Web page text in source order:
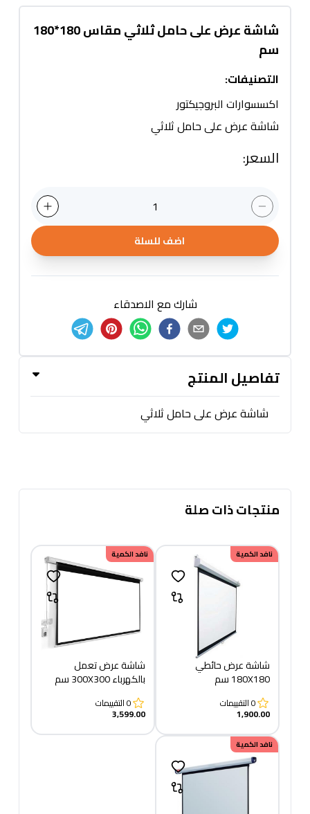
شاشة عرض على حامل ثلاثي مقاس 180*180
سم
التصنيفات:
اكسسوارات البروجيكتور
شاشة عرض على حامل ثلاثي
السعر:
1
اضف للسلة
شارك مع الاصدقاء
تفاصيل المنتج
شاشة عرض على حامل ثلاثي
منتجات ذات صلة
نافد الكمية
شاشة عرض حائطي
180X180 سم
0التقييمات
1,900.00
نافد الكمية
شاشة عرض تعمل
بالكهرباء 300X300 سم
0التقييمات
3,599.00
نافد الكمية